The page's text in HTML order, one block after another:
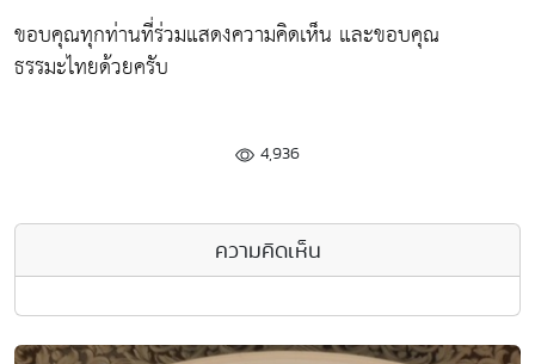
ขอบคุณทุกท่านที่ร่วมแสดงความคิดเห็น และขอบคุณ
ธรรมะไทยด้วยครับ
4,936
ความคิดเห็น